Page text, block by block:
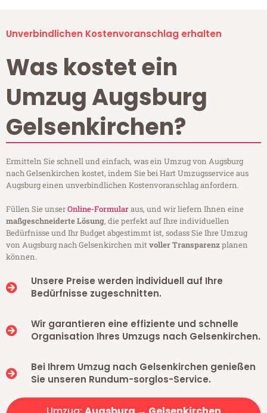
Unverbindlichen Kostenvoranschlag erhalten
Was kostet ein
Umzug Augsburg
Gelsenkirchen?
Ermitteln Sie schnell und einfach, was ein Umzug von Augsburg
nach Gelsenkirchen kostet, indem Sie bei Hart Umzugsservice aus
Augsburg einen unverbindlichen Kostenvoranschlag anfordern.
Füllen Sie unserOnline-Formularaus, und wir liefern Ihnen eine
maßgeschneiderte Lösung, die perfekt auf Ihre individuellen
Bedürfnisse und Ihr Budget abgestimmt ist, sodass Sie Ihre Umzug
von Augsburg nach Gelsenkirchen mitvoller Transparenzplanen
können.
Unsere Preise werden individuell auf Ihre
Bedürfnisse zugeschnitten.
Wir garantieren eine effiziente und schnelle
Organisation Ihres Umzugs nach Gelsenkirchen.
Bei Ihrem Umzug nach Gelsenkirchen genießen
Sie unseren Rundum-sorglos-Service.